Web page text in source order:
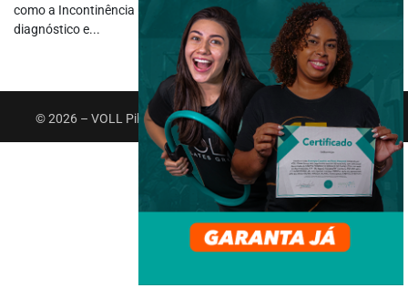
como a Incontinência Urinária e a Disfunção Erétil. Por mais que o
diagnóstico e...
© 2026 – VOLL Pilates Group. Todos os direitos reservados.